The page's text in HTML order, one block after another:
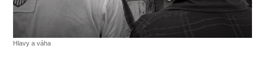
Hlavy a váha